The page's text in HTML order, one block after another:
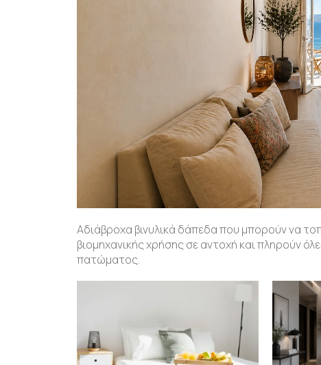
Αδιάβροχα βινυλικά δάπεδα που μπορούν να
βιομηχανικής χρήσης σε αντοχή και πληρούν
πατώματος.